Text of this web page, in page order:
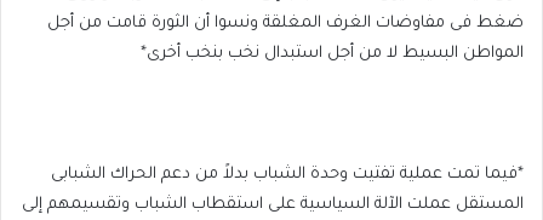
ضغط فى مفاوضات الغرف المغلقة ونسوا أن الثورة قامت من أجل
المواطن البسيط لا من أجل استبدال نخب بنخب أخرى*
*فيما تمت عملية تفتيت وحدة الشباب بدلاً من دعم الحراك الشبابى
المستقل عملت الآلة السياسية على استقطاب الشباب وتقسيمهم إلى